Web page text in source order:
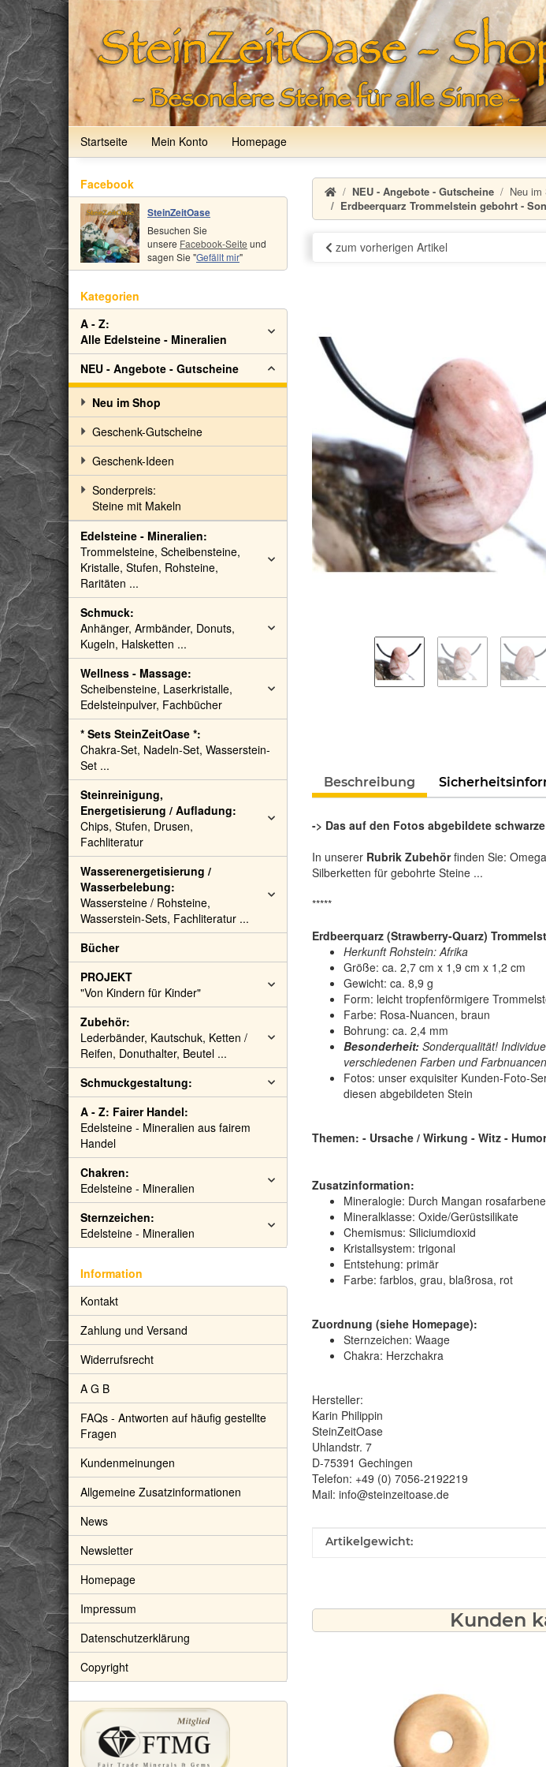
Startseite Mein Konto Homepage
NEU - Angebote - Gutscheine
Neu im
Erdbeerquarz Trommelstein gebohrt -
zum vorherigen Artikel
Beschreibung
-> Das auf den Fotos abgebildete
In unserer Rubrik Zubehörfinden Sie:
Silberketten für gebohrte Steine ...
*****
Erdbeerquarz (Strawberry-Quarz)
Herkunft Rohstein: Afrika
Größe: ca. 2,7 cm x 1,9 cm x 1,2 cm
Gewicht: ca. 8,9 g
Form: leicht tropfenförmigere
Farbe: Rosa-Nuancen, braun
Bohrung: ca. 2,4 mm
Besonderheit:Sonderqualität!
verschiedenen Farben und
Fotos: unser exquisiter Kunden-Foto-
diesen abgebildeten Stein
Themen: - Ursache / Wirkung - Witz -
Zusatzinformation:
Mineralogie: Durch Mangan
Mineralklasse: Oxide/Gerüstsilikate
Chemismus: Siliciumdioxid
Kristallsystem: trigonal
Entstehung: primär
Farbe: farblos, grau, blaßrosa, rot
Zuordnung (siehe Homepage):
Sternzeichen: Waage
Chakra: Herzchakra
Hersteller:
Karin Philippin
SteinZeitOase
Uhlandstr. 7
D-75391 Gechingen
Telefon: +49 (0) 7056-2192219
Mail: info@steinzeitoase.de
Produkteigenschaft
Wert
Artikelgewicht:
Kunden
Facebook
SteinZeitOase
Besuchen Sie
unsere Facebook-Seite und
sagen Sie "Gefällt mir"
Kategorien
A - Z:
Alle Edelsteine - Mineralien
NEU - Angebote - Gutscheine
Neu im Shop
Geschenk-Gutscheine
Geschenk-Ideen
Sonderpreis:
Steine mit Makeln
Edelsteine - Mineralien:
Trommelsteine, Scheibensteine,
Kristalle, Stufen, Rohsteine,
Raritäten ...
Schmuck:
Anhänger, Armbänder, Donuts,
Kugeln, Halsketten ...
Wellness - Massage:
Scheibensteine, Laserkristalle,
Edelsteinpulver, Fachbücher
* Sets SteinZeitOase *:
Chakra-Set, Nadeln-Set, Wasserstein-
Set ...
Steinreinigung,
Energetisierung / Aufladung:
Chips, Stufen, Drusen,
Fachliteratur
Wasserenergetisierung /
Wasserbelebung:
Wassersteine / Rohsteine,
Wasserstein-Sets, Fachliteratur ...
Bücher
PROJEKT
"Von Kindern für Kinder"
Zubehör:
Lederbänder, Kautschuk, Ketten /
Reifen, Donuthalter, Beutel ...
Schmuckgestaltung:
A - Z: Fairer Handel:
Edelsteine - Mineralien aus fairem
Handel
Chakren:
Edelsteine - Mineralien
Sternzeichen:
Edelsteine - Mineralien
Information
Kontakt
Zahlung und Versand
Widerrufsrecht
A G B
FAQs - Antworten auf häufig gestellte
Fragen
Kundenmeinungen
Allgemeine Zusatzinformationen
News
Newsletter
Homepage
Impressum
Datenschutzerklärung
Copyright